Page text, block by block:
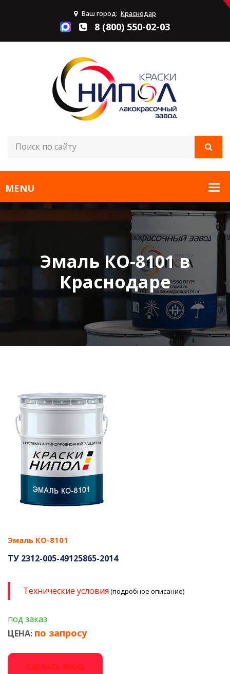
Ваш город: Краснодар
8 (800) 550-02-03
Эмаль КО-8101 в
Краснодаре
Эмаль КО-8101
ТУ 2312-005-49125865-2014
Технические условия (подробное описание)
под заказ
ЦЕНА: по запросу
СДЕЛАТЬ ЗАКАЗ